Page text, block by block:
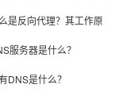
是反向代理？其工作原
服务器是什么？
DNS是什么？